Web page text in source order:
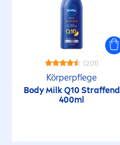
(201)
Körperpflege
Body Milk Q10 Straffend
400ml